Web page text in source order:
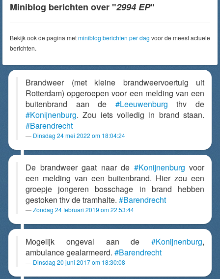
Miniblog berichten over "2994 EP"
Bekijk ook de pagina metminiblog berichten per dag voor de meest actuele
berichten.
Brandweer (met kleine brandweervoertuig uit
Rotterdam) opgeroepen voor een melding van een
buitenbrand aan de #Leeuwenburg thv de
#Konijnenburg. Zou iets volledig in brand staan.
#Barendrecht
Dinsdag 24 mei 2022 om 18:04:24
De brandweer gaat naar de #Konijnenburg voor
een melding van een buitenbrand. Hier zou een
groepje jongeren bosschage in brand hebben
gestoken thv de tramhalte. #Barendrecht
Zondag 24 februari 2019 om 22:53:44
Mogelijk ongeval aan de #Konijnenburg,
ambulance gealarmeerd. #Barendrecht
Dinsdag 20 juni 2017 om 18:30:08